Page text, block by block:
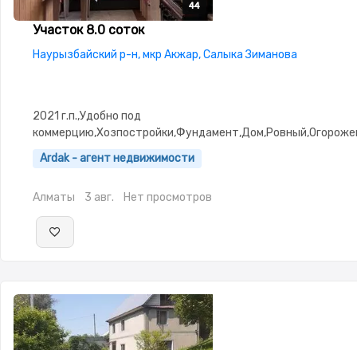
44
44
44
44
44
Участок 8.0 соток
Наурызбайский р-н, мкр Акжар, Салыка Зиманова
2021 г.п.,Удобно под
въезд,Выкуплен,Госакт,Все документы
Ardak - агент недвижимости
Алматы 3 авг. Нет просмотров